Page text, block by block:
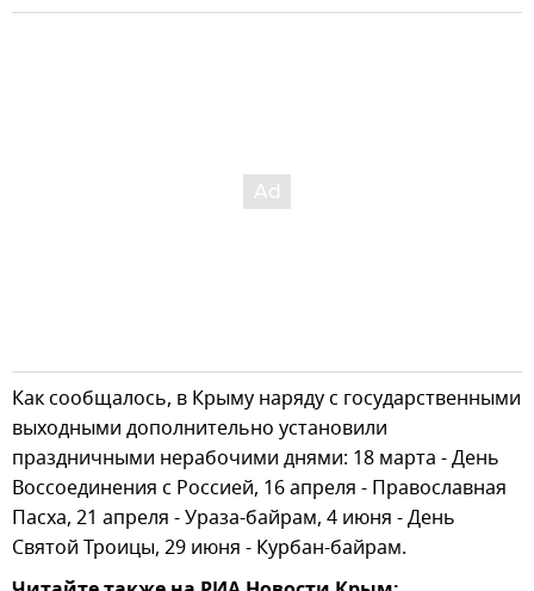
Как сообщалось, в Крыму наряду с государственными
выходными дополнительно установили
праздничными нерабочими днями: 18 марта - День
Воссоединения с Россией, 16 апреля - Православная
Пасха, 21 апреля - Ураза-байрам, 4 июня - День
Святой Троицы, 29 июня - Курбан-байрам.